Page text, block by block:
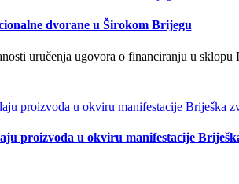
dvorane u Širokom Brijegu
uručenja ugovora o financiranju u sklopu
proizvoda u okviru manifestacije